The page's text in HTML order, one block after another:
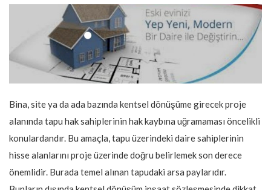
Türkçe
Bina, site ya da ada bazında kentsel dönüşüme girecek proje
alanında tapu hak sahiplerinin hak kaybına uğramaması öncelikli
konulardandır. Bu amaçla, tapu üzerindeki daire sahiplerinin
hisse alanlarını proje üzerinde doğru belirlemek son derece
önemlidir. Burada temel alınan tapudaki arsa paylarıdır.